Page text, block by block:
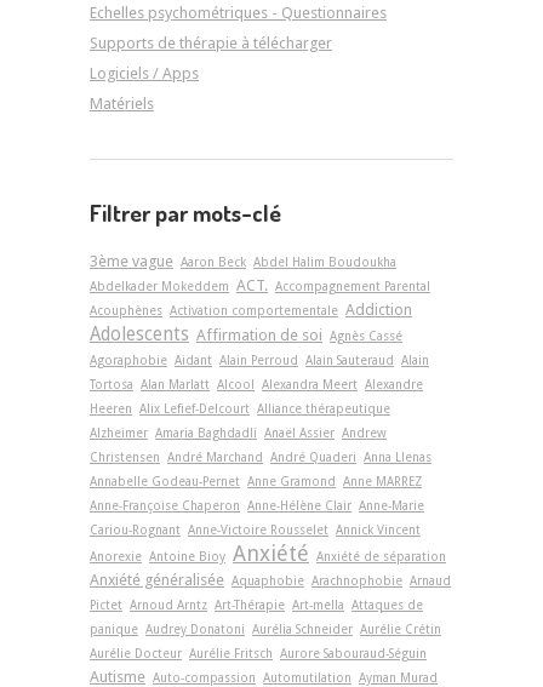
Echelles psychométriques - Questionnaires
Supports de thérapie à télécharger
Logiciels / Apps
Matériels
Filtrer par mots-clé
3ème vague Aaron Beck Abdel Halim Boudoukha
Abdelkader Mokeddem ACT. Accompagnement Parental
Acouphènes Activation comportementale Addiction
Adolescents Affirmation de soi Agnès Cassé
Agoraphobie Aidant Alain Perroud Alain Sauteraud Alain
Tortosa Alan Marlatt Alcool Alexandra Meert Alexandre
Heeren Alix Lefief-Delcourt Alliance thérapeutique
Alzheimer Amaria Baghdadli Anaël Assier Andrew
Christensen André Marchand André Quaderi Anna Llenas
Annabelle Godeau-Pernet Anne Gramond Anne MARREZ
Anne-Françoise Chaperon Anne-Hélène Clair Anne-Marie
Cariou-Rognant Anne-Victoire Rousselet Annick Vincent
Anorexie Antoine Bioy Anxiété Anxiété de séparation
Anxiété généralisée Aquaphobie Arachnophobie Arnaud
Pictet Arnoud Arntz Art-Thérapie Art-­mella Attaques de
panique Audrey Donatoni Aurélia Schneider Aurélie Crétin
Aurélie Docteur Aurélie Fritsch Aurore Sabouraud-Séguin
Autisme Auto-compassion Automutilation Ayman Murad